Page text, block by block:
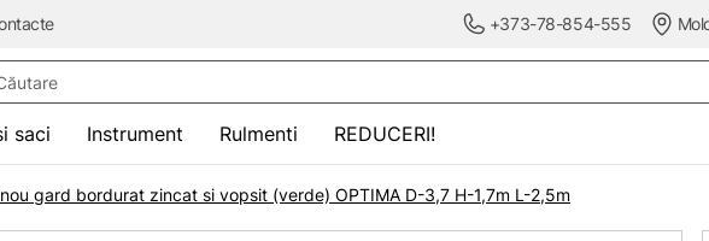
+373-78-854-555
saci Instrument Rulmenti REDUCERI!
gard bordurat zincat si vopsit (verde) OPTIMA D-3,7 H-1,7m L-2,5m